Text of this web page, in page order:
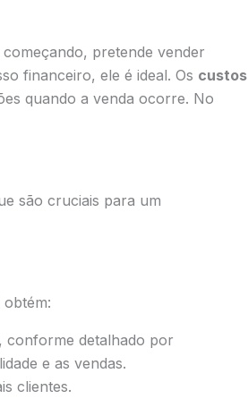
pretende vender
financeiro, ele é ideal. Os custos
quando a venda ocorre. No
são cruciais para um
conforme detalhado por
e as vendas.
clientes.